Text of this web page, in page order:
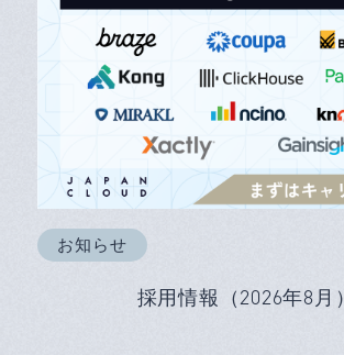
お知らせ
採用情報（2026年8月）